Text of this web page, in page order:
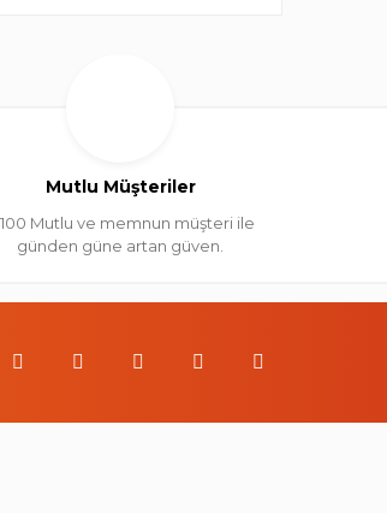
Mutlu Müşteriler
Mutlu ve memnun müşteri ile
günden güne artan güven.